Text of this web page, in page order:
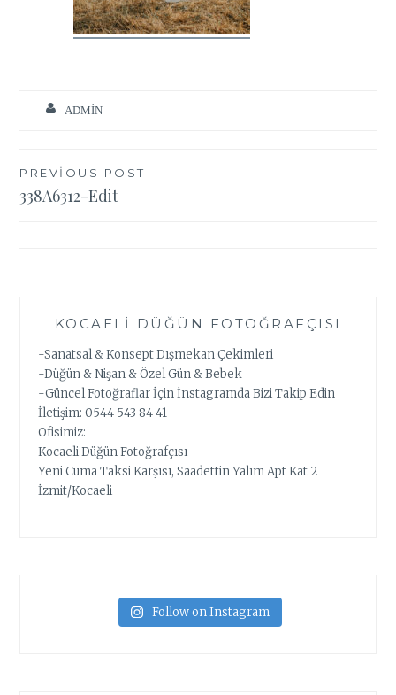
ADMIN
Yazı
gezinmesi
PREVIOUS POST
338A6312-Edit
KOCAELI DÜĞÜN FOTOĞRAFÇISI
-Sanatsal & Konsept Dışmekan Çekimleri
-Düğün & Nişan & Özel Gün & Bebek
-Güncel Fotoğraflar İçin İnstagramda Bizi Takip Edin
İletişim: 0544 543 84 41
Ofisimiz:
Kocaeli Düğün Fotoğrafçısı
Yeni Cuma Taksi Karşısı, Saadettin Yalım Apt Kat 2
İzmit/Kocaeli
Follow on Instagram